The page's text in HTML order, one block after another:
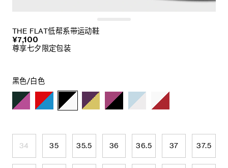
THE FLAT低帮系带运动鞋
¥7,100
尊享七夕限定包装
黑色/白色
34 35 35.5 36 36.5 37 37.5